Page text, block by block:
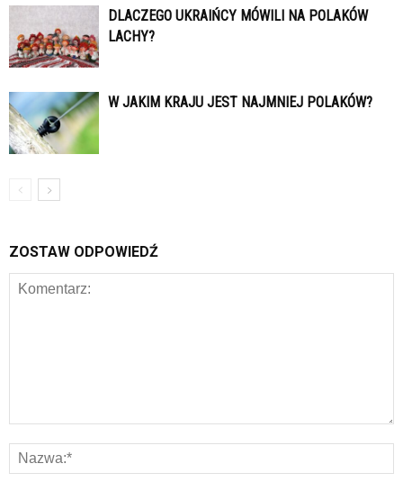
DLACZEGO UKRAIŃCY MÓWILI NA POLAKÓW
LACHY?
W JAKIM KRAJU JEST NAJMNIEJ POLAKÓW?
ZOSTAW ODPOWIEDŹ